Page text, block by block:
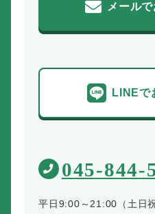
メール
LINEで
045-844-
平日9:00～21:00（土日